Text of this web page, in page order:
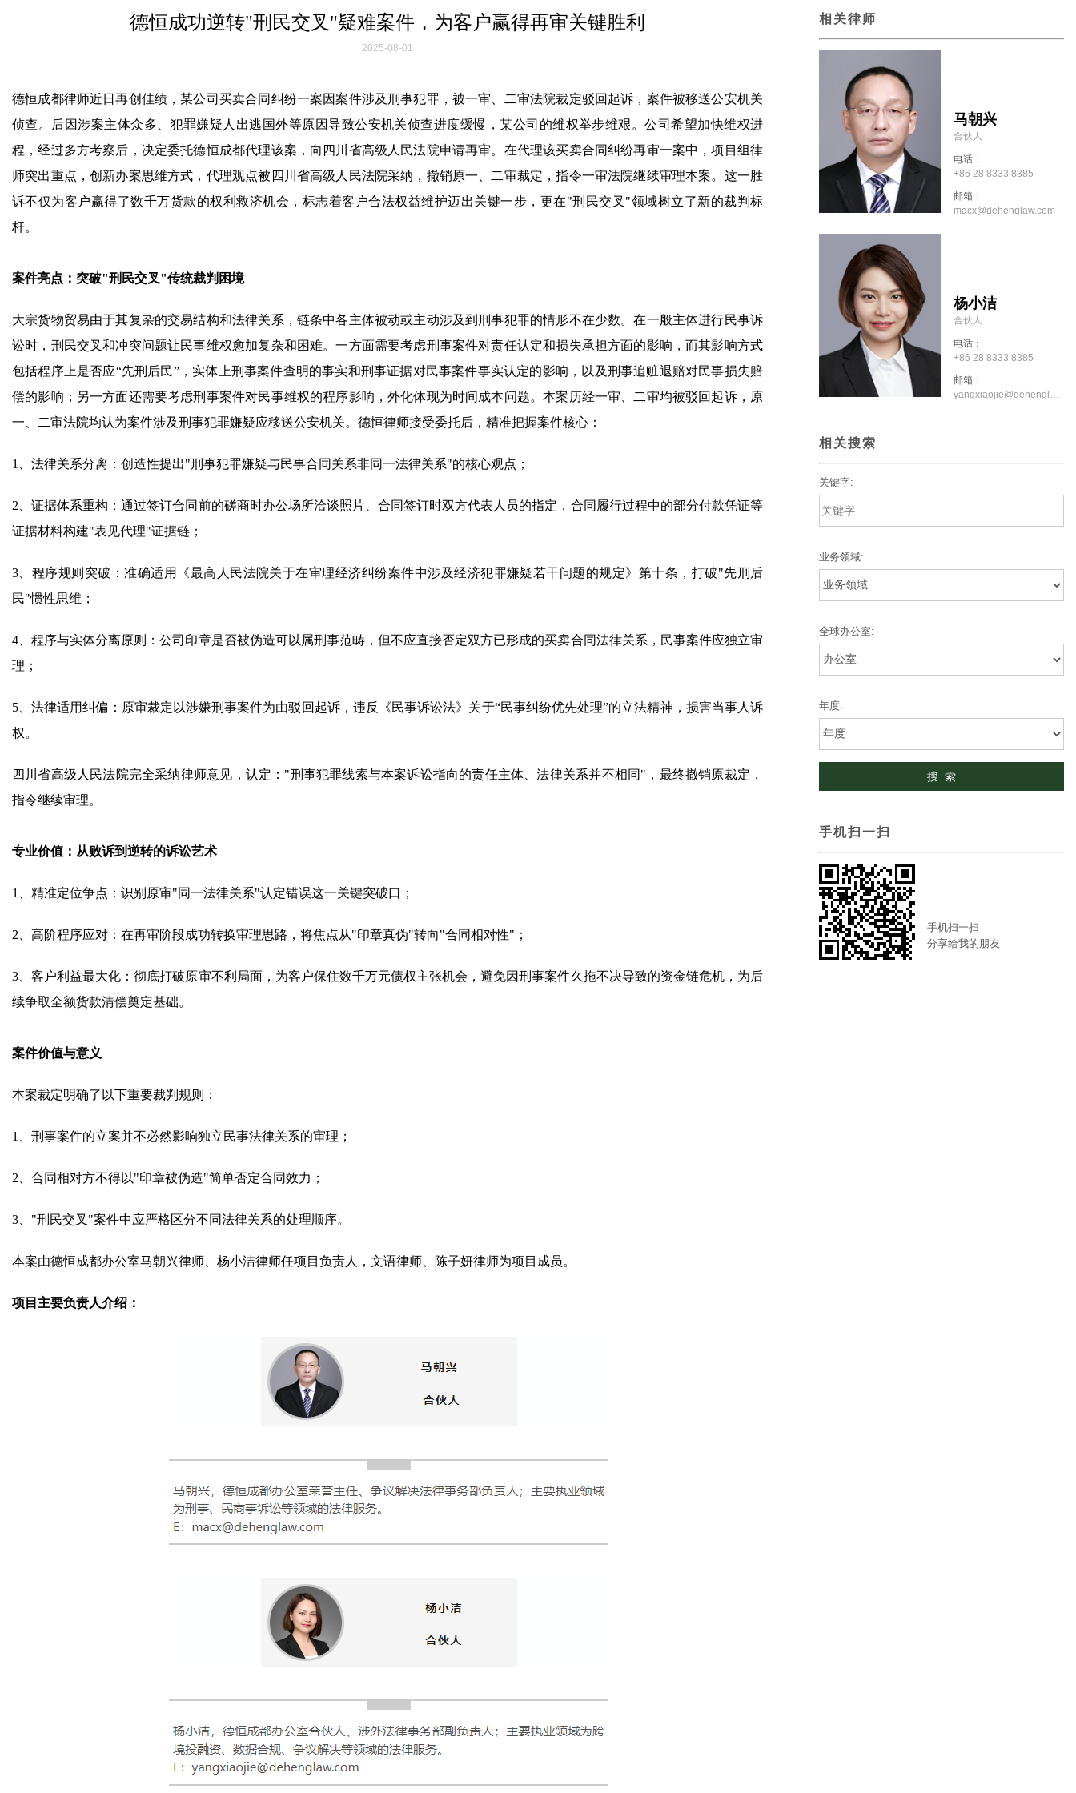
德恒成功逆转"刑民交叉"疑难案件，为客户赢得再审关键胜利
2025-08-01
德恒成都律师近日再创佳绩，某公司买卖合同纠纷一案因案件涉及刑事犯罪，被一审、二审法院裁定驳回起诉，案件被移送公安机关
侦查。后因涉案主体众多、犯罪嫌疑人出逃国外等原因导致公安机关侦查进度缓慢，某公司的维权举步维艰。公司希望加快维权进
程，经过多方考察后，决定委托德恒成都代理该案，向四川省高级人民法院申请再审。在代理该买卖合同纠纷再审一案中，项目组律
师突出重点，创新办案思维方式，代理观点被四川省高级人民法院采纳，撤销原一、二审裁定，指令一审法院继续审理本案。这一胜
诉不仅为客户赢得了数千万货款的权利救济机会，标志着客户合法权益维护迈出关键一步，更在"刑民交叉"领域树立了新的裁判标
杆。
案件亮点：突破"刑民交叉"传统裁判困境
大宗货物贸易由于其复杂的交易结构和法律关系，链条中各主体被动或主动涉及到刑事犯罪的情形不在少数。在一般主体进行民事诉
讼时，刑民交叉和冲突问题让民事维权愈加复杂和困难。一方面需要考虑刑事案件对责任认定和损失承担方面的影响，而其影响方式
包括程序上是否应“先刑后民”，实体上刑事案件查明的事实和刑事证据对民事案件事实认定的影响，以及刑事追赃退赔对民事损失赔
偿的影响；另一方面还需要考虑刑事案件对民事维权的程序影响，外化体现为时间成本问题。本案历经一审、二审均被驳回起诉，原
一、二审法院均认为案件涉及刑事犯罪嫌疑应移送公安机关。德恒律师接受委托后，精准把握案件核心：
1、法律关系分离：创造性提出"刑事犯罪嫌疑与民事合同关系非同一法律关系"的核心观点；
2、证据体系重构：通过签订合同前的磋商时办公场所洽谈照片、合同签订时双方代表人员的指定，合同履行过程中的部分付款凭证等
证据材料构建"表见代理"证据链；
3、程序规则突破：准确适用《最高人民法院关于在审理经济纠纷案件中涉及经济犯罪嫌疑若干问题的规定》第十条，打破"先刑后
民"惯性思维；
4、程序与实体分离原则：公司印章是否被伪造可以属刑事范畴，但不应直接否定双方已形成的买卖合同法律关系，民事案件应独立审
理；
5、法律适用纠偏：原审裁定以涉嫌刑事案件为由驳回起诉，违反《民事诉讼法》关于“民事纠纷优先处理”的立法精神，损害当事人诉
权。
四川省高级人民法院完全采纳律师意见，认定："刑事犯罪线索与本案诉讼指向的责任主体、法律关系并不相同"，最终撤销原裁定，
指令继续审理。
专业价值：从败诉到逆转的诉讼艺术
1、精准定位争点：识别原审"同一法律关系"认定错误这一关键突破口；
2、高阶程序应对：在再审阶段成功转换审理思路，将焦点从"印章真伪"转向"合同相对性"；
3、客户利益最大化：彻底打破原审不利局面，为客户保住数千万元债权主张机会，避免因刑事案件久拖不决导致的资金链危机，为后
续争取全额货款清偿奠定基础。
案件价值与意义
本案裁定明确了以下重要裁判规则：
1、刑事案件的立案并不必然影响独立民事法律关系的审理；
2、合同相对方不得以"印章被伪造"简单否定合同效力；
3、"刑民交叉"案件中应严格区分不同法律关系的处理顺序。
本案由德恒成都办公室马朝兴律师、杨小洁律师任项目负责人，文语律师、陈子妍律师为项目成员。
项目主要负责人介绍：
相关律师
马朝兴
合伙人
电话：
+86 28 8333 8385
邮箱：
macx@dehenglaw.com
杨小洁
合伙人
电话：
+86 28 8333 8385
邮箱：
yangxiaojie@dehenglaw.com
相关搜索
关键字:
业务领域:
全球办公室:
年度:
手机扫一扫
手机扫一扫
分享给我的朋友